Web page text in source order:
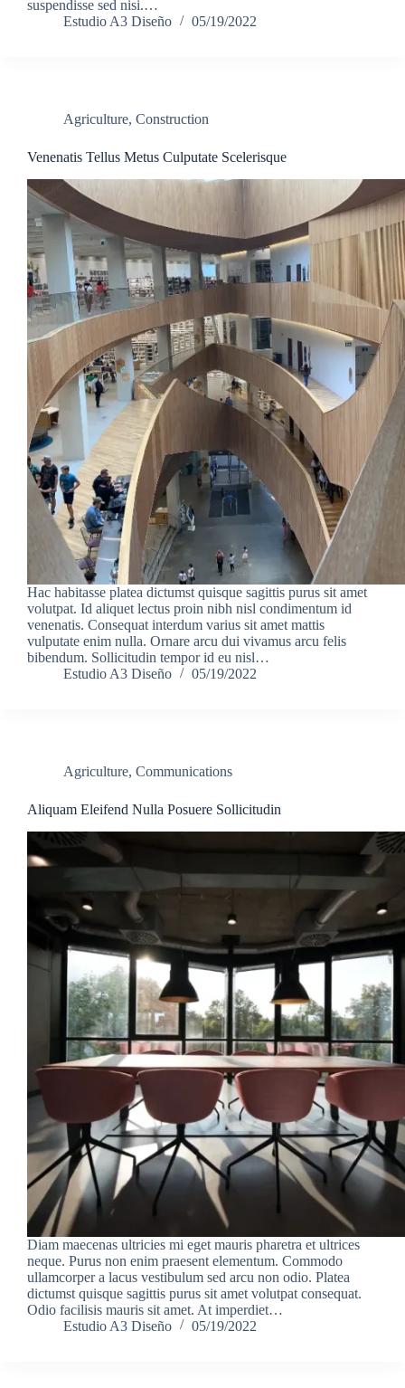
suspendisse sed nisi.…
Estudio A3 Diseño
05/19/2022
Agriculture, Construction
Venenatis Tellus Metus Culputate Scelerisque
Hac habitasse platea dictumst quisque sagittis purus sit amet
volutpat. Id aliquet lectus proin nibh nisl condimentum id
venenatis. Consequat interdum varius sit amet mattis
vulputate enim nulla. Ornare arcu dui vivamus arcu felis
bibendum. Sollicitudin tempor id eu nisl…
Estudio A3 Diseño
05/19/2022
Agriculture, Communications
Aliquam Eleifend Nulla Posuere Sollicitudin
Diam maecenas ultricies mi eget mauris pharetra et ultrices
neque. Purus non enim praesent elementum. Commodo
ullamcorper a lacus vestibulum sed arcu non odio. Platea
dictumst quisque sagittis purus sit amet volutpat consequat.
Odio facilisis mauris sit amet. At imperdiet…
Estudio A3 Diseño
05/19/2022